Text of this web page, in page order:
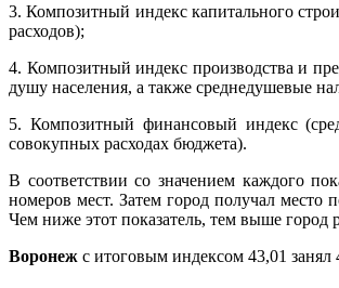
3. Композитный индекс капитального
расходов);
4. Композитный индекс производства и
душу населения, а также среднедушевые
5. Композитный финансовый индекс
совокупных расходах бюджета).
В соответствии со значением каждого
номеров мест. Затем город получал место
Чем ниже этот показатель, тем выше город
Воронеж с итоговым индексом 43,01